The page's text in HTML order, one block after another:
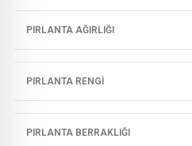
PIRLANTA AĞIRLIĞI
PIRLANTA RENGI
PIRLANTA BERRAKLIĞI